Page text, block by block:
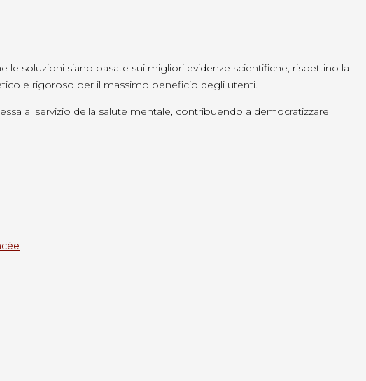
soluzioni siano basate sui migliori evidenze scientifiche, rispettino la
e rigoroso per il massimo beneficio degli utenti.
al servizio della salute mentale, contribuendo a democratizzare